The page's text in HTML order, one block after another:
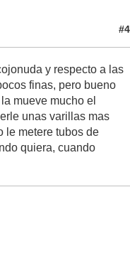
#4
y respecto a las
finas, pero bueno
mueve mucho el
unas varillas mas
le metere tubos de
quiera, cuando